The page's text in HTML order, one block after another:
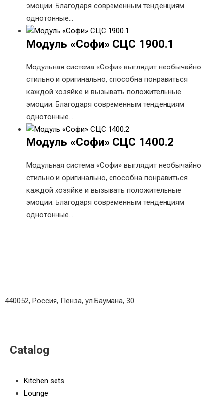
эмоции. Благодаря современным тенденциям
однотонные…
Модуль «Софи» СЦС 1900.1
Модульная система «Софи» выглядит необычайно
стильно и оригинально, способна понравиться
каждой хозяйке и вызывать положительные
эмоции. Благодаря современным тенденциям
однотонные…
Модуль «Софи» СЦС 1400.2
Модульная система «Софи» выглядит необычайно
стильно и оригинально, способна понравиться
каждой хозяйке и вызывать положительные
эмоции. Благодаря современным тенденциям
однотонные…
440052, Россия, Пенза, ул.Баумана, 30.
Catalog
Kitchen sets
Lounge